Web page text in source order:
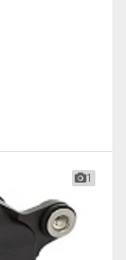
1